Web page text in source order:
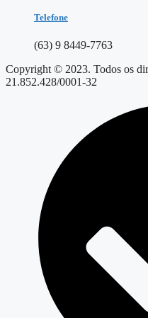
Telefone
(63) 9 8449-7763
Copyright © 2023. Todos os
21.852.428/0001-32